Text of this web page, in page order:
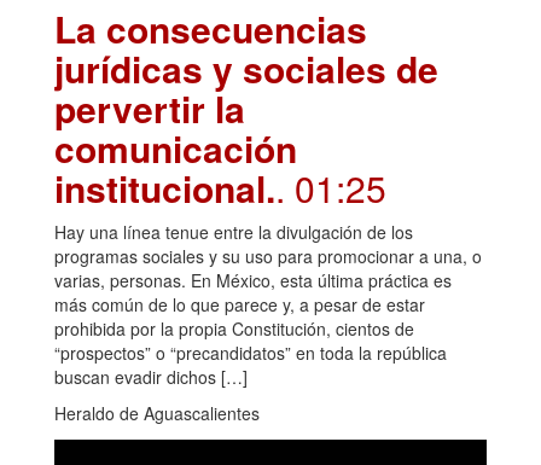
La consecuencias
jurídicas y sociales de
pervertir la
comunicación
institucional.. 01:25
Hay una línea tenue entre la divulgación de los
programas sociales y su uso para promocionar a una, o
varias, personas. En México, esta última práctica es
más común de lo que parece y, a pesar de estar
prohibida por la propia Constitución, cientos de
“prospectos” o “precandidatos” en toda la república
buscan evadir dichos […]
Heraldo de Aguascalientes